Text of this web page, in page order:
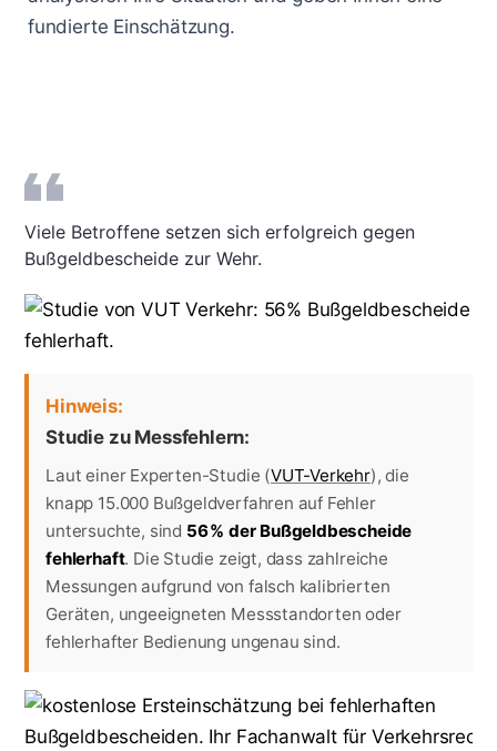
fundierte Einschätzung.
Viele Betroffene setzen sich erfolgreich gegen
Bußgeldbescheide zur Wehr.
Hinweis:
Studie zu Messfehlern:
Laut einer Experten-Studie (VUT-Verkehr), die
knapp 15.000 Bußgeldverfahren auf Fehler
untersuchte, sind 56 % der Bußgeldbescheide
fehlerhaft. Die Studie zeigt, dass zahlreiche
Messungen aufgrund von falsch kalibrierten
Geräten, ungeeigneten Messstandorten oder
fehlerhafter Bedienung ungenau sind.